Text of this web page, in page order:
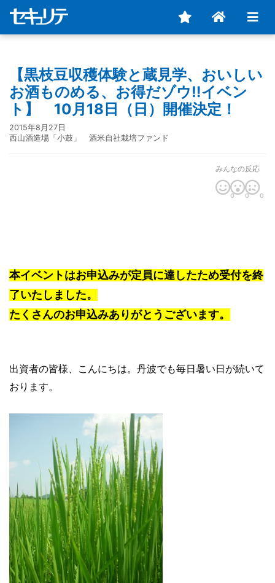
【黒枝豆収穫体験と蔵見学、おいしい
お酒ものめる、お得だゾウ‼イベン
ト】 10月18日（日）開催決定！
2015年8月27日
西山酒造場「小鼓」 酒米自社栽培ファンド
みんなの反応
0 0 0
本イベントはお申込みが定員に達したため受付を終
了いたしました。
たくさんのお申込みありがとうございます。
出資者の皆様、こんにちは。丹波でも毎日暑い日が続いて
おります。